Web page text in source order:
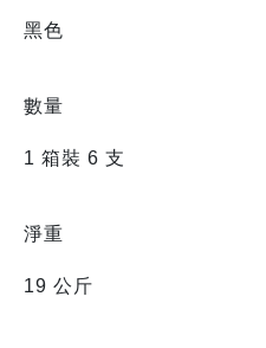
黑色
數量
1 箱裝 6 支
淨重
19 公斤